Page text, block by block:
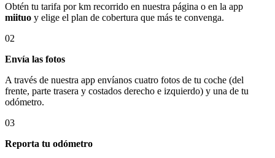
Obtén tu tarifa por km recorrido en nuestra página o en la app
miituo y elige el plan de cobertura que más te convenga.
02
Envía las fotos
A través de nuestra app envíanos cuatro fotos de tu coche (del
frente, parte trasera y costados derecho e izquierdo) y una de tu
odómetro.
03
Reporta tu odómetro